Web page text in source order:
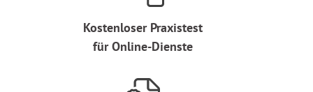
Kostenloser Praxistest
für Online-Dienste